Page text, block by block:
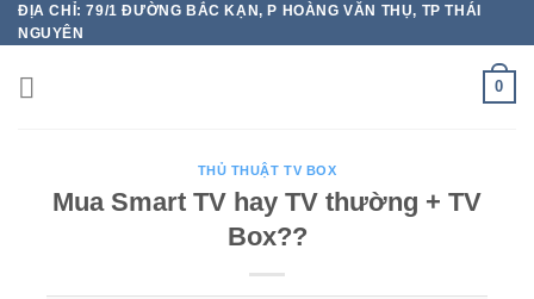
Chuyển
đến
nội
dung
ĐỊA CHỈ: 79/1 ĐƯỜNG BẮC KẠN, P HOÀNG VĂN THỤ, TP THÁI
NGUYÊN
0
THỦ THUẬT TV BOX
Mua Smart TV hay TV thường + TV
Box??